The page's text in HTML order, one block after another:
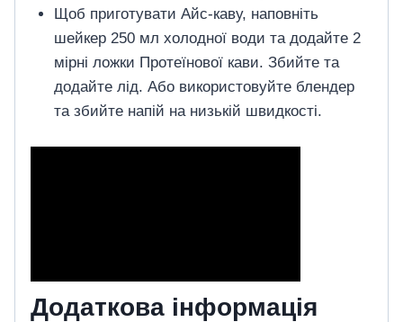
Щоб приготувати Айс-каву, наповніть
шейкер 250 мл холодної води та додайте 2
мірні ложки Протеїнової кави. Збийте та
додайте лід. Або використовуйте блендер
та збийте напій на низькій швидкості.
Додаткова інформація